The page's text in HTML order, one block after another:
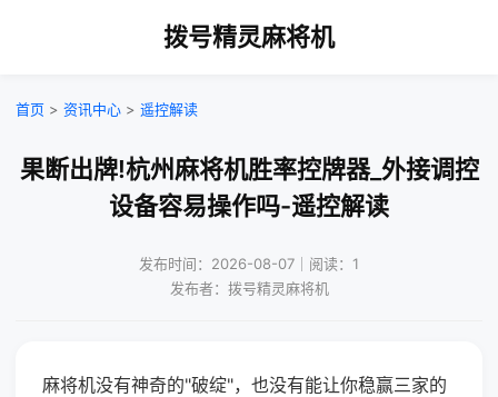
拨号精灵麻将机
首页 > 资讯中心 > 遥控解读
果断出牌!杭州麻将机胜率控牌器_外接调控
设备容易操作吗-遥控解读
发布时间：2026-08-07｜阅读：1
发布者：拨号精灵麻将机
麻将机没有神奇的"破绽"，也没有能让你稳赢三家的